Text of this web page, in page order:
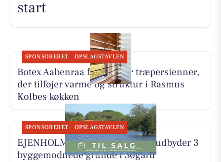
start
SPONSORERET OPSLAGSTAVLEN
Botex Aabenraa fremhæver træpersienner,
der tilføjer varme og struktur i Rasmus
Kolbes køkken
SPONSORERET OPSLAGSTAVLEN
EJENHOLM BOLIG & ERHVERV udbyder 3
byggemodnede grunde i Søgård